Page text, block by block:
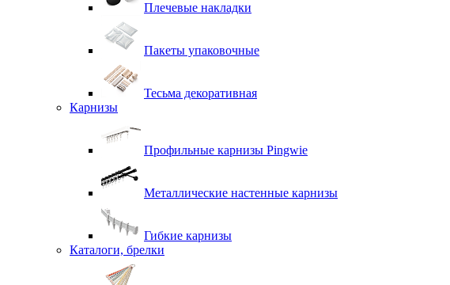
Плечевые накладки
Пакеты упаковочные
Тесьма декоративная
Карнизы
Профильные карнизы Pingwie
Металлические настенные карнизы
Гибкие карнизы
Каталоги, брелки